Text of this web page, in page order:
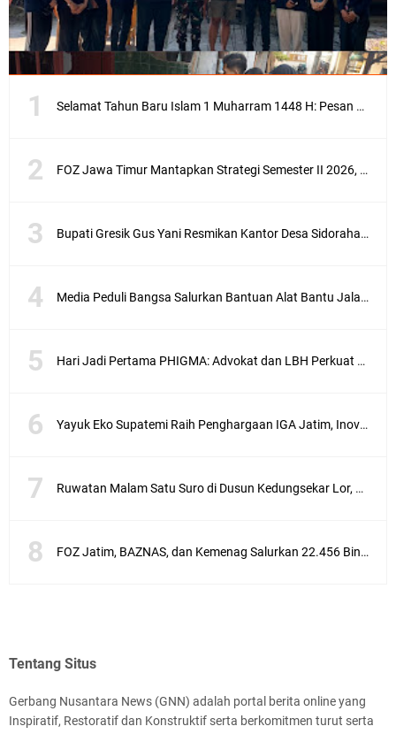
Selamat Tahun Baru Islam 1 Muharram 1448 H: Pesan Hijrah Drs. H. Husnul Aqib, M.M. untuk Negeri
FOZ Jawa Timur Mantapkan Strategi Semester II 2026, Fokus pada Penguatan SDM Amil dan Kolaborasi BerdampakNarasi
Bupati Gresik Gus Yani Resmikan Kantor Desa Sidoraharjo: Simbol Komitmen Pelayanan Publik dan Kepedulian Sosial
Media Peduli Bangsa Salurkan Bantuan Alat Bantu Jalan untuk Lansia
Hari Jadi Pertama PHIGMA: Advokat dan LBH Perkuat Soliditas di Jakarta
Yayuk Eko Supatemi Raih Penghargaan IGA Jatim, Inovasi Wayang Kulit untuk Anak Berkebutuhan Khusus
Ruwatan Malam Satu Suro di Dusun Kedungsekar Lor, Tradisi Luhur yang Terus Istiqomah
FOZ Jatim, BAZNAS, dan Kemenag Salurkan 22.456 Bingkisan Lebaran Yatim Serentak di Berbagai Daerah di Jawa Timur
Tentang Situs
Gerbang Nusantara News (GNN) adalah portal berita online yang
Inspiratif, Restoratif dan Konstruktif serta berkomitmen turut serta